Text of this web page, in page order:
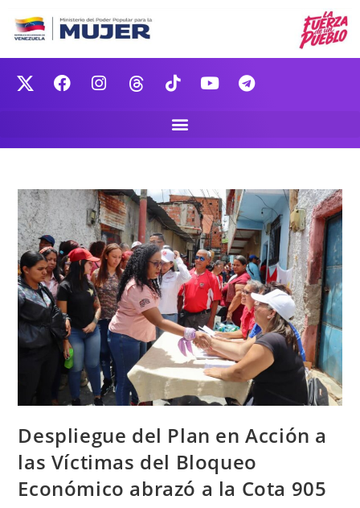
Despliegue del Plan en Acción a
las Víctimas del Bloqueo
Económico abrazó a la Cota 905